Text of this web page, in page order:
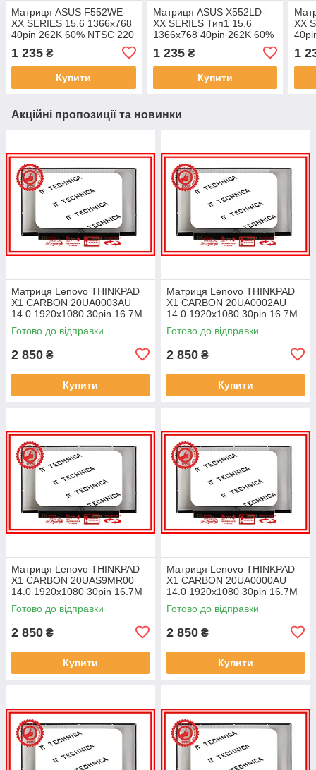
Матриця ASUS F552WE-
XX SERIES 15.6 1366x768
40pin 262K 60% NTSC 220
1 235 ₴
Купити
Матриця ASUS X552LD-
XX SERIES Тип1 15.6
1366x768 40pin 262K 60%
ноутбука
1 235₴
Купити
XX
1
Акційні пропозиції та новинки
Матриця Lenovo THINKPAD
X1 CARBON 20UA0003AU
14.0 1920x1080 30pin 16.7M
45% NTSC 300 cd/m² для
ноутбука
Готово до відправки
2 850 ₴
Купити
Матриця Lenovo THINKPAD
X1 CARBON 20UA0002AU
14.0 1920x1080 30pin 16.7M
45% NTSC 300 cd/m² для
ноутбука
Готово до відправки
2 850 ₴
Купити
Матриця Lenovo THINKPAD
X1 CARBON 20UAS9MR00
14.0 1920x1080 30pin 16.7M
45% NTSC 300 cd/m² для
ноутбука
Готово до відправки
2 850 ₴
Купити
Матриця Lenovo THINKPAD
X1 CARBON 20UA0000AU
14.0 1920x1080 30pin 16.7M
45% NTSC 300 cd/m² для
ноутбука
Готово до відправки
2 850 ₴
Купити